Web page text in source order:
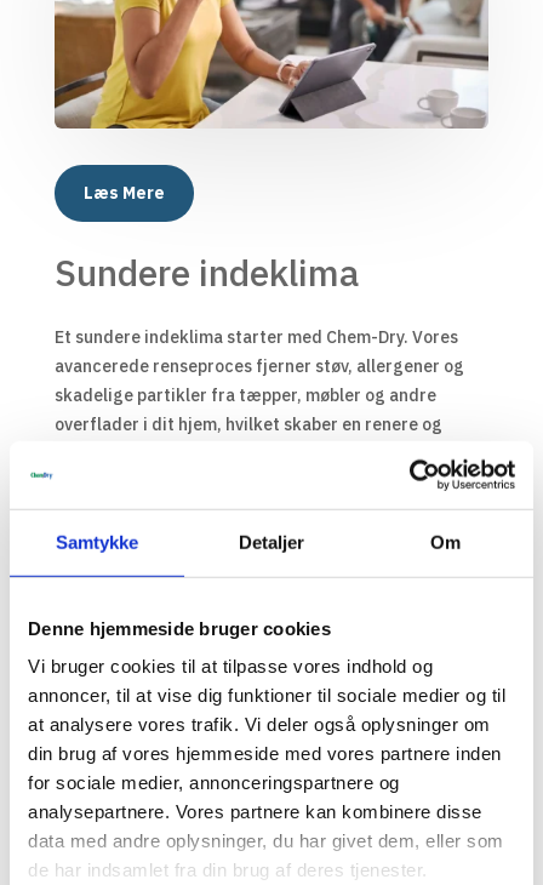
Samtykke Detaljer Om
Denne hjemmeside bruger cookies
Vi bruger cookies til at tilpasse vores indhold og
annoncer, til at vise dig funktioner til sociale medier og til
at analysere vores trafik. Vi deler også oplysninger om
din brug af vores hjemmeside med vores partnere inden
for sociale medier, annonceringspartnere og
analysepartnere. Vores partnere kan kombinere disse
data med andre oplysninger, du har givet dem, eller som
de har indsamlet fra din brug af deres tjenester.
Læs Mere
Sundere indeklima
Et sundere indeklima starter med Chem-Dry. Vores
avancerede renseproces fjerner støv, allergener og
skadelige partikler fra tæpper, møbler og andre
overflader i dit hjem, hvilket skaber en renere og
Om Total Chem-Dry